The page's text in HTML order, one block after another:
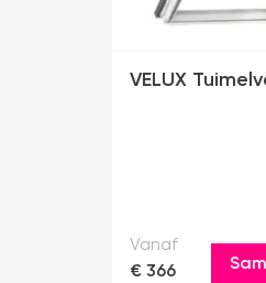
VELUX
Vanaf
€ 366